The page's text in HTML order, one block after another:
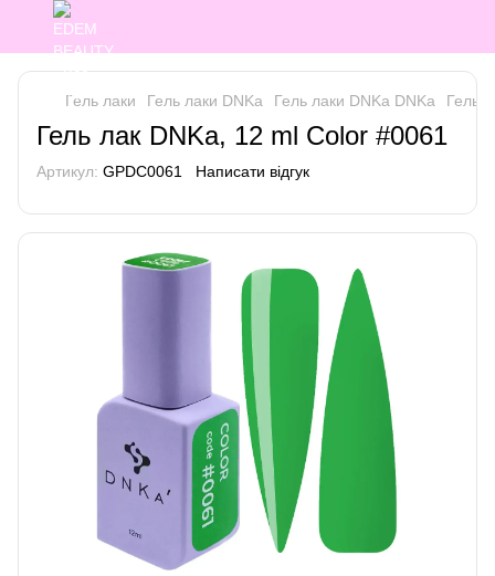
Гель лаки Гель лаки DNKa Гель лаки DNKa DNKa Гель
Гель лак DNKa, 12 ml Color #0061
Артикул: GPDC0061 Написати відгук